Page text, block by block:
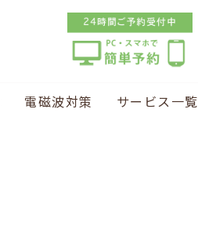
電磁波対策 サービス一覧